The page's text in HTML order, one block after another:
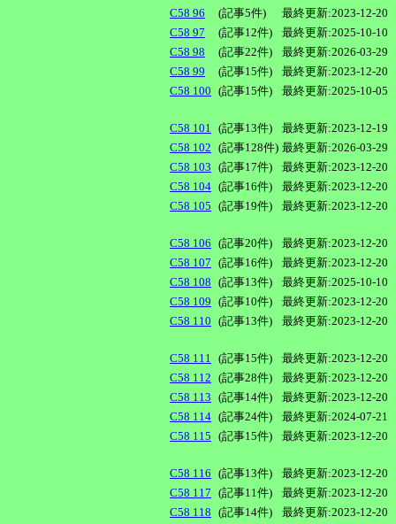
C58 96 (記事5件)
最終更新:2023-12-20
C58 97
(記事12件)
最終更新:2025-10-10
C58 98
(記事22件)
最終更新:2026-03-29
C58 99
(記事15件)
最終更新:2023-12-20
C58 100 (記事15件) 最終更新:2025-10-05
C58 101 (記事13件)
最終更新:2023-12-19
C58 102 (記事128件) 最終更新:2026-03-29
C58 103 (記事17件)
最終更新:2023-12-20
C58 104 (記事16件)
最終更新:2023-12-20
C58 105 (記事19件) 最終更新:2023-12-20
C58 106 (記事20件)
最終更新:2023-12-20
C58 107 (記事16件)
最終更新:2023-12-20
C58 108 (記事13件)
最終更新:2025-10-10
C58 109 (記事10件)
最終更新:2023-12-20
C58 110 (記事13件) 最終更新:2023-12-20
C58 111 (記事15件)
最終更新:2023-12-20
C58 112 (記事28件)
最終更新:2023-12-20
C58 113 (記事14件)
最終更新:2023-12-20
C58 114 (記事24件)
最終更新:2024-07-21
C58 115 (記事15件) 最終更新:2023-12-20
C58 116 (記事13件)
最終更新:2023-12-20
C58 117 (記事11件)
最終更新:2023-12-20
C58 118 (記事14件) 最終更新:2023-12-20